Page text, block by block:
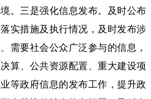
。三是强化信息发布。及时公布
实措施及执行情况，及时发布涉
需要社会公众广泛参与的信息，
算、公共资源配置、重大建设项
等政府信息的发布工作，提升政